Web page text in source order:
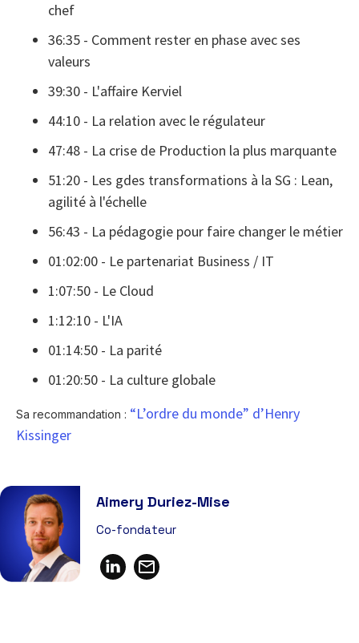
chef
36:35 - Comment rester en phase avec ses
valeurs
39:30 - L'affaire Kerviel
44:10 - La relation avec le régulateur
47:48 - La crise de Production la plus marquante
51:20 - Les gdes transformations à la SG : Lean,
agilité à l'échelle
56:43 - La pédagogie pour faire changer le métier
01:02:00 - Le partenariat Business / IT
1:07:50 - Le Cloud
1:12:10 - L'IA
01:14:50 - La parité
01:20:50 - La culture globale
Sa recommandation : “L’ordre du monde” d’Henry
Kissinger
Aimery Duriez-Mise
Co-fondateur